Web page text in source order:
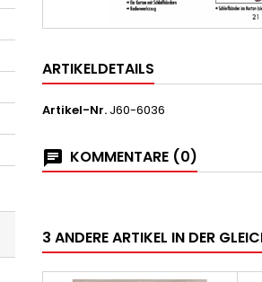
ARTIKELDETAILS
Artikel-Nr. J60-6036
KOMMENTARE (0)
3 ANDERE ARTIKEL IN DER